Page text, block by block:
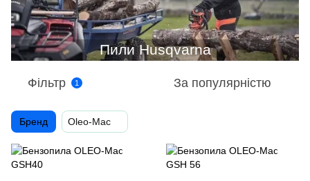
Фільтр 1 За популярністю
Бренд Oleo-Mac